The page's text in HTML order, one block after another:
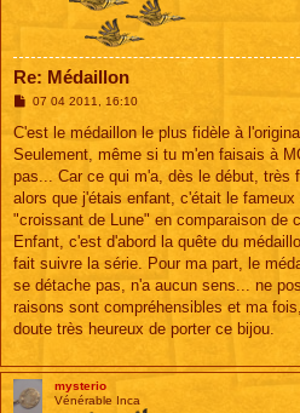
Re: Médaillon
M
s
a
g
07 04 2011, 16:10
C'est le médaillon le plus fidèle à
Seulement, même si tu m'en faisais à
pas... Car ce qui m'a, dès le début, très
alors que j'étais enfant, c'était le
"croissant de Lune" en comparaison de
Enfant, c'est d'abord la quête du
fait suivre la série. Pour ma part, le
se détache pas, n'a aucun sens... ne
raisons sont compréhensibles et ma
doute très heureux de porter ce bijou.
mysterio
Vénérable Inca